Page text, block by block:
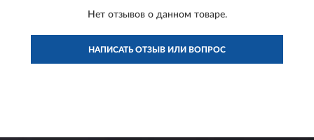
Нет отзывов о данном товаре.
НАПИСАТЬ ОТЗЫВ ИЛИ ВОПРОС